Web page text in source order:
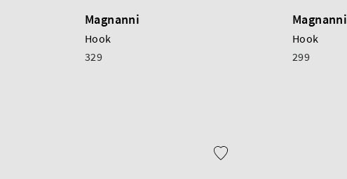
Magnanni
Hook
329
Magnanni
Hook
299